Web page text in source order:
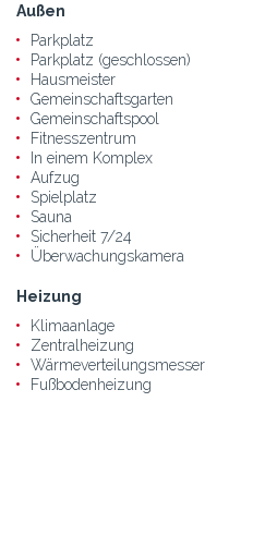
Außen
Parkplatz
Parkplatz (geschlossen)
Hausmeister
Gemeinschaftsgarten
Gemeinschaftspool
Fitnesszentrum
In einem Komplex
Aufzug
Spielplatz
Sauna
Sicherheit 7/24
Überwachungskamera
Heizung
Klimaanlage
Zentralheizung
Wärmeverteilungsmesser
Fußbodenheizung